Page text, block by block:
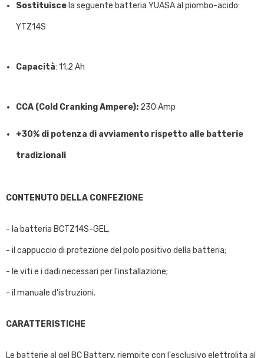
Sostituisce la seguente batteria YUASA al piombo-acido:
YTZ14S
Capacità: 11,2 Ah
CCA (Cold Cranking Ampere): 230 Amp
+30% di potenza di avviamento rispetto alle batterie
tradizionali
CONTENUTO DELLA CONFEZIONE
- la batteria BCTZ14S-GEL,
- il cappuccio di protezione del polo positivo della batteria;
- le viti e i dadi necessari per l'installazione;
- il manuale d'istruzioni.
CARATTERISTICHE
Le batterie al gel BC Battery, riempite con l'esclusivo elettrolita al